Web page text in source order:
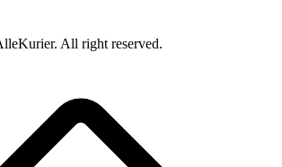
All right reserved.